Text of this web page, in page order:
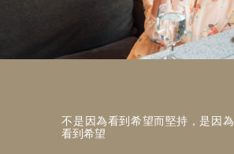
不是因為看到希望而堅持，是因
看到希望